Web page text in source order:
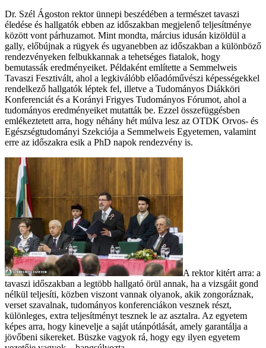
Dr. Szél Ágoston rektor ünnepi beszédében a természet tavaszi
éledése és hallgatók ebben az időszakban megjelenő teljesítménye
között vont párhuzamot. Mint mondta, március idusán kizöldül a
gally, előbújnak a rügyek és ugyanebben az időszakban a különböző
rendezvényeken felbukkannak a tehetséges fiatalok, hogy
bemutassák eredményeiket. Példaként említette a Semmelweis
Tavaszi Fesztivált, ahol a legkiválóbb előadóművészi képességekkel
rendelkező hallgatók léptek fel, illetve a Tudományos Diákköri
Konferenciát és a Korányi Frigyes Tudományos Fórumot, ahol a
tudományos eredményeiket mutatták be. Ezzel összefüggésben
emlékeztetett arra, hogy néhány hét múlva lesz az OTDK Orvos- és
Egészségtudományi Szekciója a Semmelweis Egyetemen, valamint
erre az időszakra esik a PhD napok rendezvény is.
A rektor kitért arra: a
tavaszi időszakban a legtöbb hallgató örül annak, ha a vizsgáit gond
nélkül teljesíti, közben viszont vannak olyanok, akik zongoráznak,
verset szavalnak, tudományos konferenciákon vesznek részt,
különleges, extra teljesítményt tesznek le az asztalra. Az egyetem
képes arra, hogy kinevelje a saját utánpótlását, amely garantálja a
jövőbeni sikereket. Büszke vagyok rá, hogy egy ilyen egyetem